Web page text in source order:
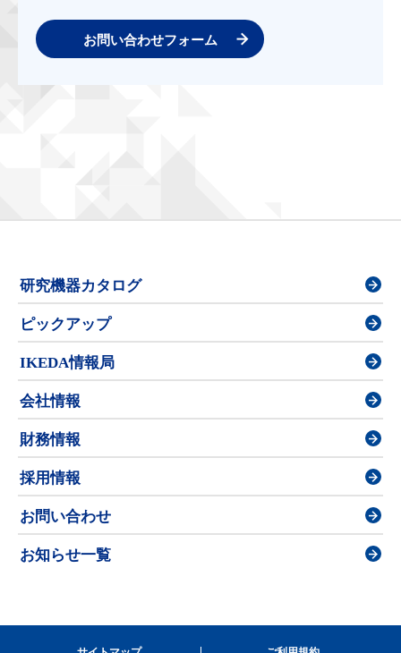
お問い合わせフォーム
研究機器カタログ
ピックアップ
IKEDA情報局
会社情報
財務情報
採用情報
お問い合わせ
お知らせ一覧